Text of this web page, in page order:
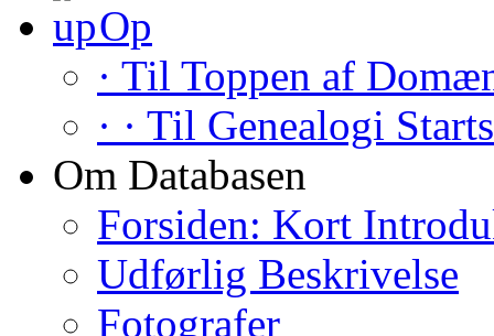
Op
· Til Toppen af
· · Til Genealogi
Om Databasen
Forsiden: Kort
Udførlig Beskrivelse
Fotografer